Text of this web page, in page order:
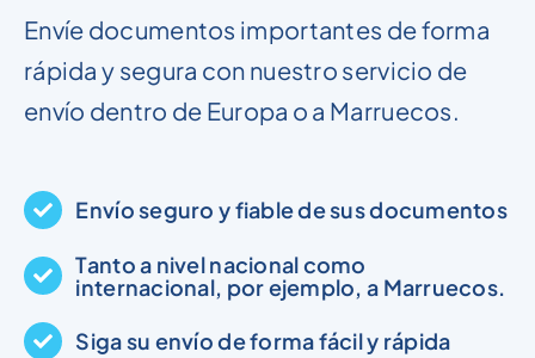
Envíe documentos importantes de forma
rápida y segura con nuestro servicio de
envío dentro de Europa o a Marruecos.
Envío seguro y fiable de sus documentos
Tanto a nivel nacional como
internacional, por ejemplo, a Marruecos.
Siga su envío de forma fácil y rápida